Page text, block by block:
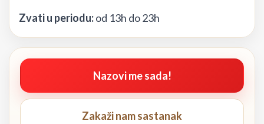
Zvati u periodu:od 13h do 23h
Nazovi me sada!
Zakaži nam sastanak